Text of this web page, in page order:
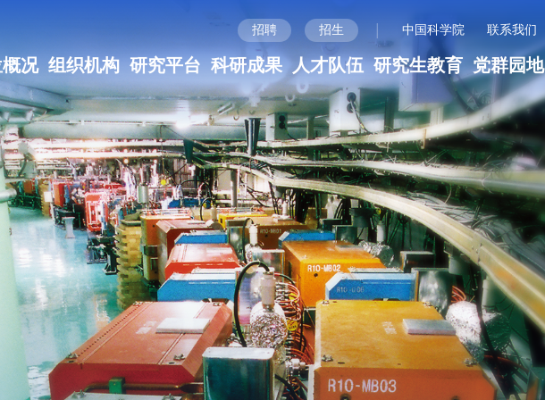
招聘 招生 | 中国科学院 联系我们
况 组织机构 研究平台 科研成果 人才队伍 研究生教育 党群园地